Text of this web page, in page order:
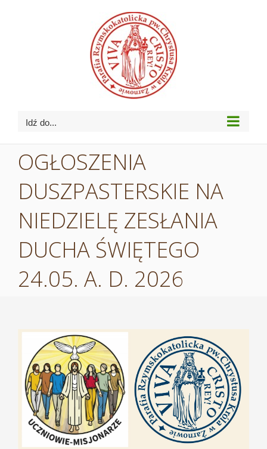
Idź do...
OGŁOSZENIA
DUSZPASTERSKIE NA
NIEDZIELĘ ZESŁANIA
DUCHA ŚWIĘTEGO
24.05. A. D. 2026
Pokaż
większy
obrazek